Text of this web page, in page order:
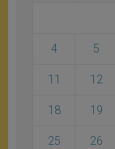
4 5
11 12
18 19
25 26